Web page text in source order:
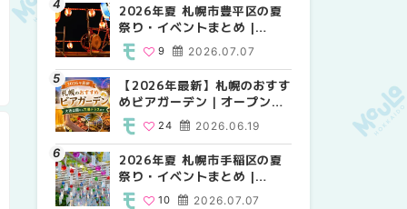
2026年夏 札幌市豊平区の夏
祭り・イベントまとめ |
MouLa HOKKAIDO
2026.07.07
9
【2026年最新】札幌のおすす
めビアガーデン｜オープン日
順に徹底紹介！大通公園から
穴場テラスまで | MouLa
HOKKAIDO
2026.06.19
24
2026年夏 札幌市手稲区の夏
祭り・イベントまとめ |
MouLa HOKKAIDO
2026.07.07
10
2026年夏 札幌市手稲区の夏
祭り・イベントまとめ |
10
2026年夏 札幌市北区の夏祭
り・イベントまとめ |
9
2026年夏 札幌市清田区の夏
祭り・イベントまとめ |
6
2026年夏 札幌市西区の夏祭
り・イベントまとめ |
12
2026年夏 札幌市手稲区の夏
祭り・イベントまとめ |
10
2026年夏 札幌市清田区の夏
祭り・イベントまとめ |
6